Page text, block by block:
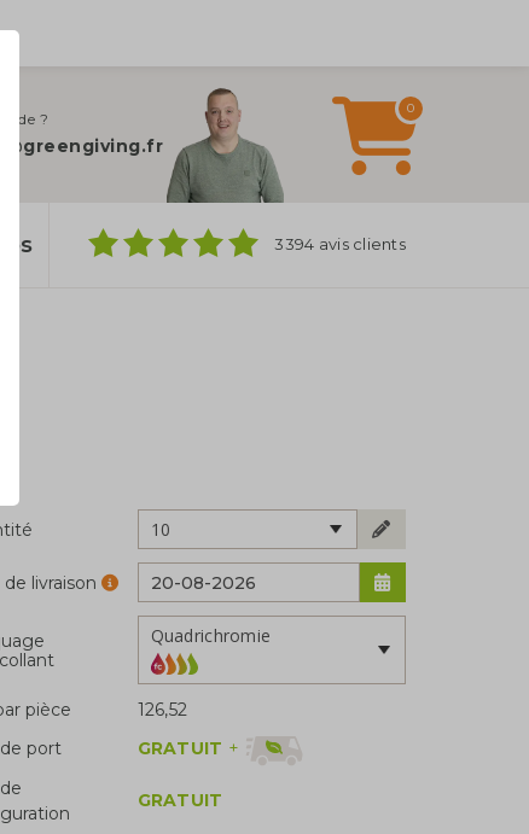
?
0
3394 avis clients
10
de livraison
Quadrichromie
pièce
126,52
de port
GRATUIT +
GRATUIT